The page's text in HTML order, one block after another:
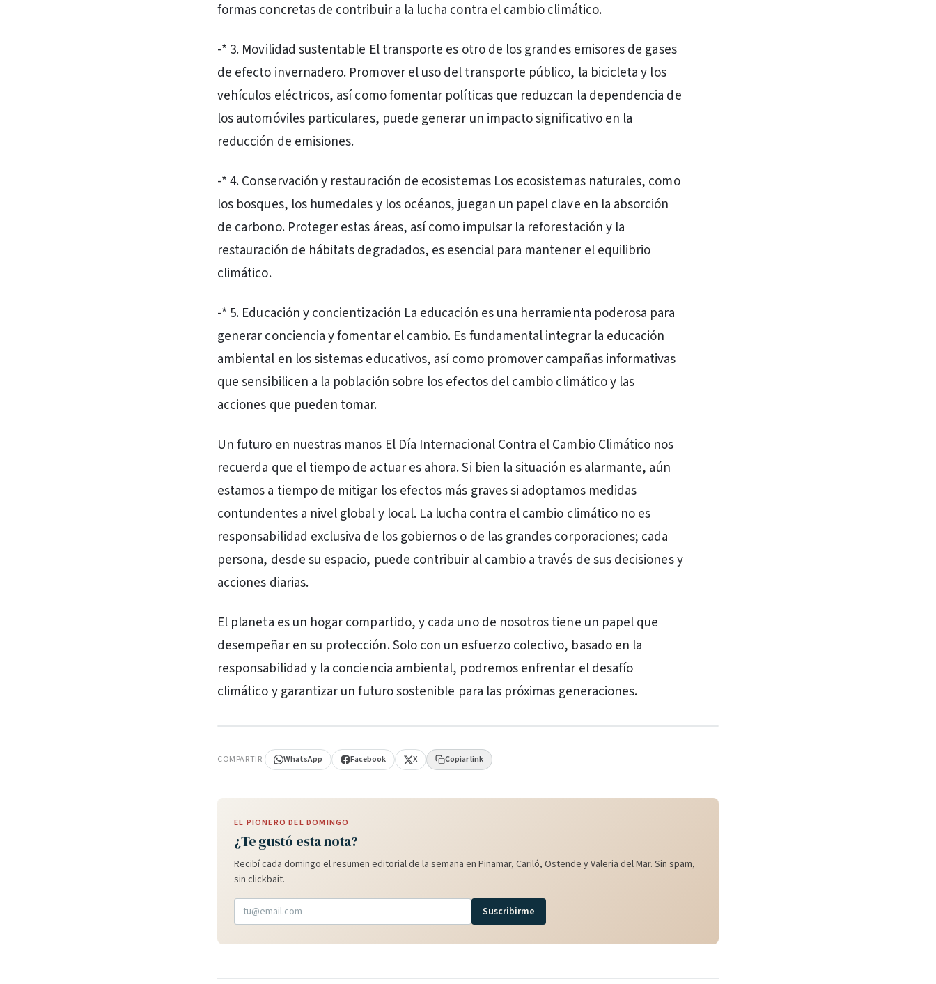
formas concretas de contribuir a la lucha contra el cambio climático.
-* 3. Movilidad sustentable El transporte es otro de los grandes emisores de gases
de efecto invernadero. Promover el uso del transporte público, la bicicleta y los
vehículos eléctricos, así como fomentar políticas que reduzcan la dependencia de
los automóviles particulares, puede generar un impacto significativo en la
reducción de emisiones.
-* 4. Conservación y restauración de ecosistemas Los ecosistemas naturales, como
los bosques, los humedales y los océanos, juegan un papel clave en la absorción
de carbono. Proteger estas áreas, así como impulsar la reforestación y la
restauración de hábitats degradados, es esencial para mantener el equilibrio
climático.
-* 5. Educación y concientización La educación es una herramienta poderosa para
generar conciencia y fomentar el cambio. Es fundamental integrar la educación
ambiental en los sistemas educativos, así como promover campañas informativas
que sensibilicen a la población sobre los efectos del cambio climático y las
acciones que pueden tomar.
Un futuro en nuestras manos El Día Internacional Contra el Cambio Climático nos
recuerda que el tiempo de actuar es ahora. Si bien la situación es alarmante, aún
estamos a tiempo de mitigar los efectos más graves si adoptamos medidas
contundentes a nivel global y local. La lucha contra el cambio climático no es
responsabilidad exclusiva de los gobiernos o de las grandes corporaciones; cada
persona, desde su espacio, puede contribuir al cambio a través de sus decisiones y
acciones diarias.
El planeta es un hogar compartido, y cada uno de nosotros tiene un papel que
desempeñar en su protección. Solo con un esfuerzo colectivo, basado en la
responsabilidad y la conciencia ambiental, podremos enfrentar el desafío
climático y garantizar un futuro sostenible para las próximas generaciones.
COMPARTIR WhatsApp Facebook X Copiar link
EL PIONERO DEL DOMINGO
¿Te gustó esta nota?
Recibí cada domingo el resumen editorial de la semana en Pinamar, Cariló, Ostende y Valeria del Mar. Sin spam,
sin clickbait.
Suscribirme